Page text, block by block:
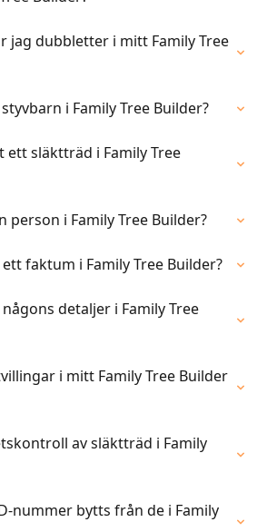
jag dubbletter i mitt Family Tree
i Family Tree Builder?
ett släktträd i Family Tree
person i Family Tree Builder?
faktum i Family Tree Builder?
detaljer i Family Tree
i mitt Family Tree Builder
av släktträd i Family
nummer bytts från de i Family